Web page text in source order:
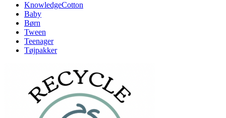
KnowledgeCotton
Baby
Børn
Tween
Teenager
Tøjpakker